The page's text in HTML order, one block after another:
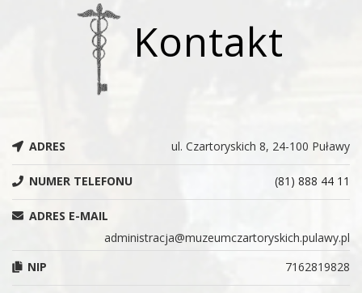
Kontakt
ADRES ul. Czartoryskich 8, 24-100 Puławy
NUMER TELEFONU (81) 888 44 11
ADRES E-MAIL
administracja@muzeumczartoryskich.pulawy.pl
NIP
7162819828